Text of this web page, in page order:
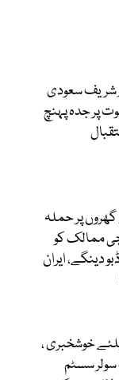
شریف سعودی
پر جدہ پہنچ
پر حملہ
ممالک کو
دینگے، ایران
خوشخبری ،
سولر سسٹم